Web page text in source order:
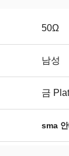
50Ω
남성
금
sma